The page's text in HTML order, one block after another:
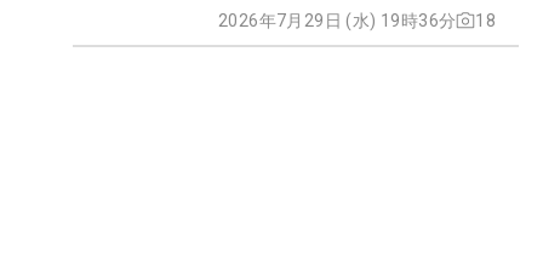
2026年7月29日 (水) 19時36分 18